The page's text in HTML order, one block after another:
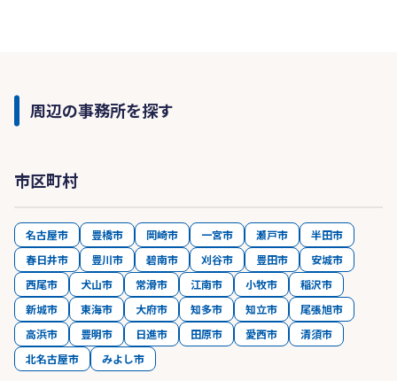
周辺の事務所を探す
市区町村
名古屋市 豊橋市 岡崎市 一宮市 瀬戸市
半田市
春日井市
豊川市 碧南市 刈谷市 豊田市
安城市
西尾市
犬山市 常滑市 江南市 小牧市
稲沢市
新城市
東海市 大府市 知多市 知立市
尾張旭市
高浜市
豊明市 日進市 田原市 愛西市
清須市
北名古屋市
みよし市